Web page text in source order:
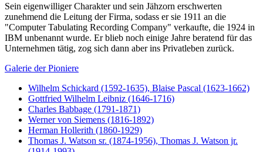
Sein eigenwilliger Charakter und sein Jähzorn erschwerten
zunehmend die Leitung der Firma, sodass er sie 1911 an die
"Computer Tabulating Recording Company" verkaufte, die 1924 in
IBM unbenannt wurde. Er blieb noch einige Jahre beratend für das
Unternehmen tätig, zog sich dann aber ins Privatleben zurück.
Galerie der Pioniere
Wilhelm Schickard (1592-1635), Blaise Pascal (1623-1662)
Gottfried Wilhelm Leibniz (1646-1716)
Charles Babbage (1791-1871)
Werner von Siemens (1816-1892)
Herman Hollerith (1860-1929)
Thomas J. Watson sr. (1874-1956), Thomas J. Watson jr.